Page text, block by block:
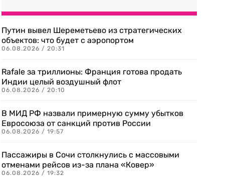
Путин вывел Шереметьево из стратегических
объектов: что будет с аэропортом
06.08.2026 / 20:31
Rafale за триллионы: Франция готова продать
Индии целый воздушный флот
06.08.2026 / 20:10
В МИД РФ назвали примерную сумму убытков
Евросоюза от санкций против России
06.08.2026 / 19:57
Пассажиры в Сочи столкнулись с массовыми
отменами рейсов из-за плана «Ковер»
06.08.2026 / 19:32